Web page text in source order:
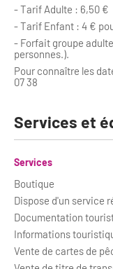
- Tarif Adulte : 6,50 €
- Tarif Enfant : 4 €
- Forfait groupe
personnes.).
Pour connaître les
07 38
Services et
Services
Boutique
Dispose d'un service
Documentation
Informations
Vente de cartes de